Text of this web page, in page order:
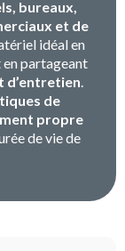
bureaux,
et de
idéal en
partageant
d’entretien.
de
propre
de vie de